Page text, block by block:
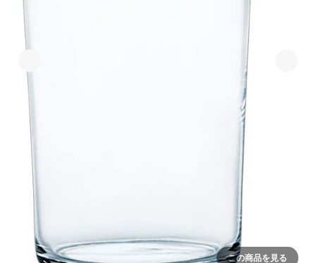
この商品を見る